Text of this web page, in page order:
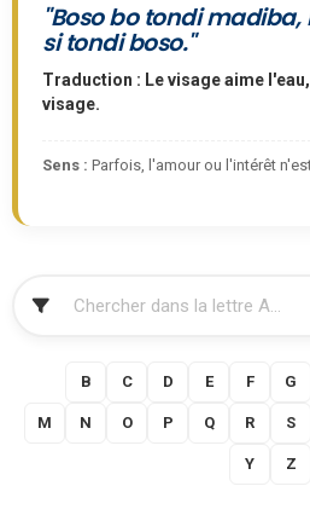
"Boso bo tondi
si tondi boso."
Traduction : Le visage aime
visage.
Sens : Parfois, l'amour ou l'intérêt
B C D E F G
M N O P Q R S
Y Z